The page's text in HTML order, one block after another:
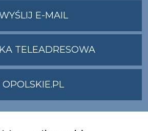
E-MAILNA
ADRES
TELEADRESOWA
OPOLSKIE.PL